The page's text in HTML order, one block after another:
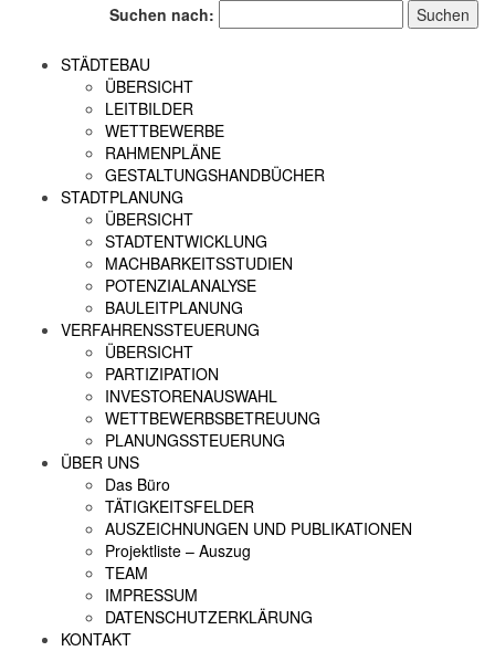
Suchen nach:
STÄDTEBAU
ÜBERSICHT
LEITBILDER
WETTBEWERBE
RAHMENPLÄNE
GESTALTUNGSHANDBÜCHER
STADTPLANUNG
ÜBERSICHT
STADTENTWICKLUNG
MACHBARKEITSSTUDIEN
POTENZIALANALYSE
BAULEITPLANUNG
VERFAHRENSSTEUERUNG
ÜBERSICHT
PARTIZIPATION
INVESTORENAUSWAHL
WETTBEWERBSBETREUUNG
PLANUNGSSTEUERUNG
ÜBER UNS
Das Büro
TÄTIGKEITSFELDER
AUSZEICHNUNGEN UND PUBLIKATIONEN
Projektliste – Auszug
TEAM
IMPRESSUM
DATENSCHUTZERKLÄRUNG
KONTAKT